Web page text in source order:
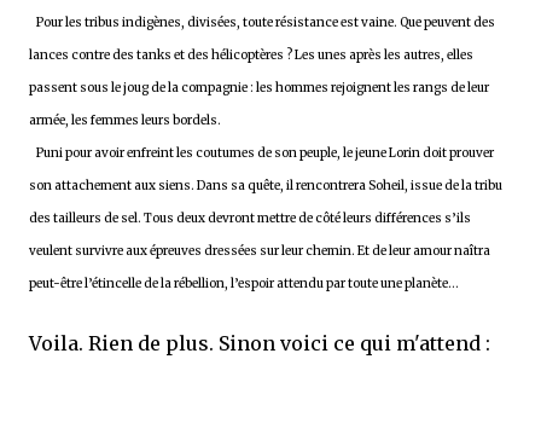
Pour les tribus indigènes, divisées, toute résistance est vaine. Que peuvent des
lances contre des tanks et des hélicoptères ? Les unes après les autres, elles
passent sous le joug de la compagnie : les hommes rejoignent les rangs de leur
armée, les femmes leurs bordels.
Puni pour avoir enfreint les coutumes de son peuple, le jeune Lorin doit prouver
son attachement aux siens. Dans sa quête, il rencontrera Soheil, issue de la tribu
des tailleurs de sel. Tous deux devront mettre de côté leurs différences s’ils
veulent survivre aux épreuves dressées sur leur chemin. Et de leur amour naîtra
peut-être l’étincelle de la rébellion, l’espoir attendu par toute une planète...
Voila. Rien de plus. Sinon voici ce qui m'attend :